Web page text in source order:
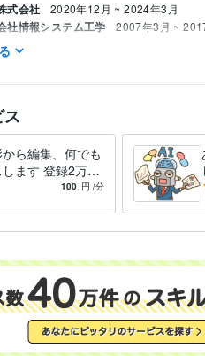
式会社 2020年12月 ~ 2024年3月
社情報システム工学 2007年3月 ~
社エキスパート
年
スプレッドシート:3年
集・映像制作 動画編集
大学 2003年3月 ~ 2007年2月
ら編集、何でも
ます 登録2万越
Youtuberの必勝
100 円 /分